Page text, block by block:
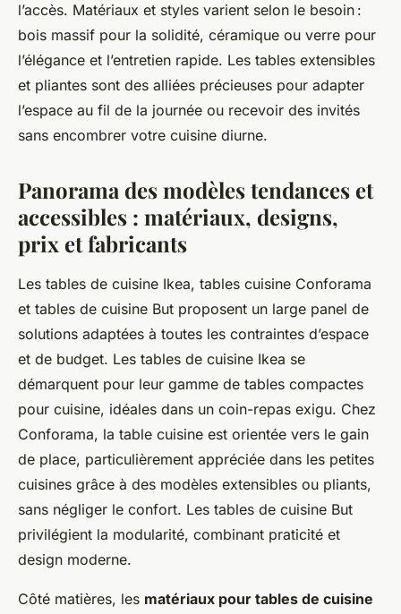
l’accès. Matériaux et styles varient selon le besoin :
bois massif pour la solidité, céramique ou verre pour
l’élégance et l’entretien rapide. Les tables extensibles
et pliantes sont des alliées précieuses pour adapter
l’espace au fil de la journée ou recevoir des invités
sans encombrer votre cuisine diurne.
Panorama des modèles tendances et
accessibles : matériaux, designs,
prix et fabricants
Les tables de cuisine Ikea, tables cuisine Conforama
et tables de cuisine But proposent un large panel de
solutions adaptées à toutes les contraintes d’espace
et de budget. Les tables de cuisine Ikea se
démarquent pour leur gamme de tables compactes
pour cuisine, idéales dans un coin-repas exigu. Chez
Conforama, la table cuisine est orientée vers le gain
de place, particulièrement appréciée dans les petites
cuisines grâce à des modèles extensibles ou pliants,
sans négliger le confort. Les tables de cuisine But
privilégient la modularité, combinant praticité et
design moderne.
Côté matières, les matériaux pour tables de cuisine